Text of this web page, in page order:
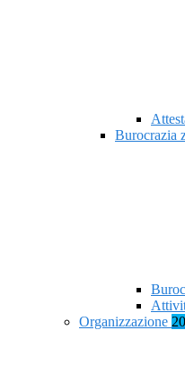
Burocrazia
Organizzazione 20